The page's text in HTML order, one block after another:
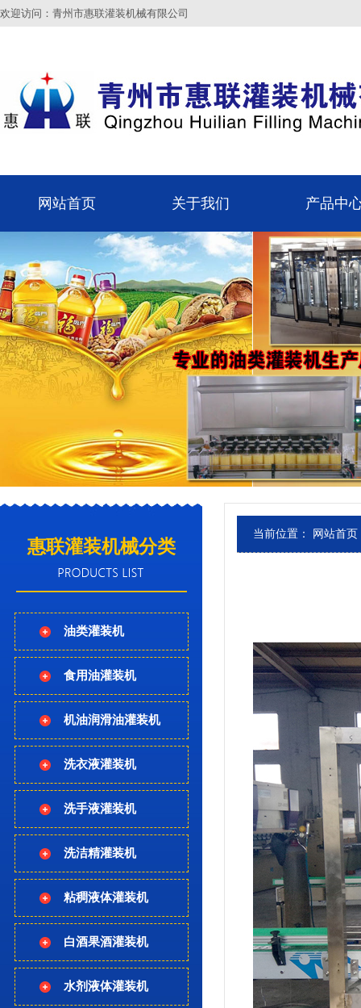
欢迎访问：青州市惠联灌装机械有限公司
网站首页 关于我们 产品中
惠联灌装机械分类
油类灌装机
食用油灌装机
机油润滑油灌装机
洗衣液灌装机
洗手液灌装机
洗洁精灌装机
粘稠液体灌装机
白酒果酒灌装机
水剂液体灌装机
当前位置： 网站首页